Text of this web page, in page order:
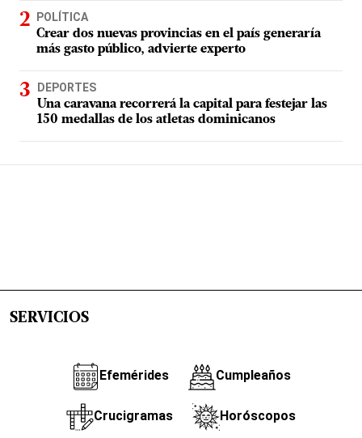
POLÍTICA
Crear dos nuevas provincias en el país generaría
más gasto público, advierte experto
DEPORTES
Una caravana recorrerá la capital para festejar las
150 medallas de los atletas dominicanos
SERVICIOS
Efemérides Cumpleaños
Crucigramas Horóscopos